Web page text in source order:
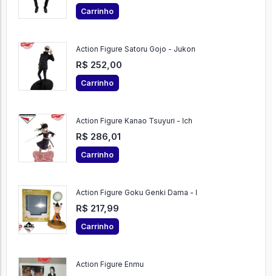
Carrinho
Action Figure Satoru Gojo - Jukon
R$ 252,00
Carrinho
Action Figure Kanao Tsuyuri - Ich
R$ 286,01
Carrinho
Action Figure Goku Genki Dama - I
R$ 217,99
Carrinho
Action Figure Enmu